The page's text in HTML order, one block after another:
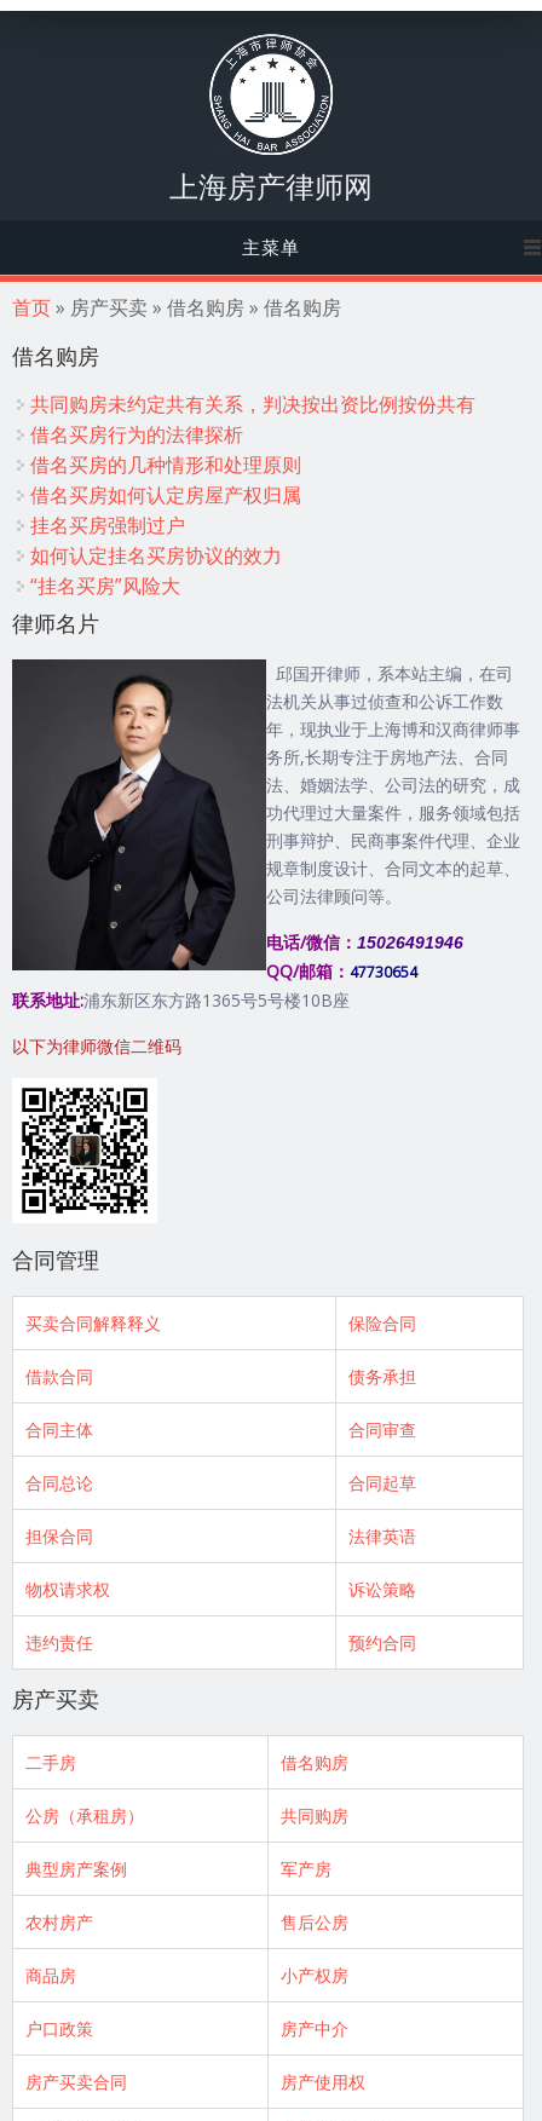
上海房产律师网
主菜单
你在这里
首页» 房产买卖 » 借名购房 » 借名购房
借名购房
共同购房未约定共有关系，判决按出资比例按份共有
借名买房行为的法律探析
借名买房的几种情形和处理原则
借名买房如何认定房屋产权归属
挂名买房强制过户
如何认定挂名买房协议的效力
“挂名买房”风险大
律师名片
邱国开律师，系本站主编，在司
法机关从事过侦查和公诉工作数
年，现执业于上海博和汉商律师事
务所,长期专注于房地产法、合同
法、婚姻法学、公司法的研究，成
功代理过大量案件，服务领域包括
刑事辩护、民商事案件代理、企业
规章制度设计、合同文本的起草、
公司法律顾问等。
电话/微信： 15026491946
QQ/邮箱： 47730654
联系地址:浦东新区东方路1365号5号楼10B座
以下为律师微信二维码
合同管理
买卖合同解释释义 保险合同
借款合同 债务承担
合同主体 合同审查
合同总论 合同起草
担保合同 法律英语
物权请求权 诉讼策略
违约责任 预约合同
房产买卖
二手房 借名购房
公房（承租房） 共同购房
典型房产案例 军产房
农村房产 售后公房
商品房 小产权房
户口政策 房产中介
房产买卖合同 房产使用权